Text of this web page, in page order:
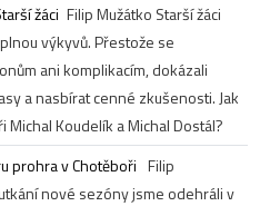
žáci Filip Mužátko Starší žáci
výkyvů. Přestože se
ani komplikacím, dokázali
a nasbírat cenné zkušenosti. Jak
Koudelík a Michal Dostál?
prohra v Chotěboři Filip
nové sezóny jsme odehráli v